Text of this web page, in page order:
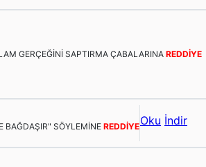
GERÇEĞİNİ SAPTIRMA ÇABALARINA REDDİYE
BAĞDAŞIR" SÖYLEMİNE REDDİYEOku İndir